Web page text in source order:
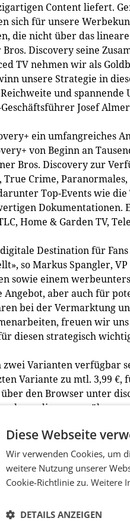
Content liefert.
sich für unsere
die nicht über das
Discovery seine
TV nehmen wir als
unsere Strategie in
und
Josef
ein umfangreiches
von Beginn an
Bros. Discovery zur
True Crime,
Top-Events wie
Home & Garden TV,
Destination für
so Markus Spangler,
sowie einem
Angebot, aber auch für
bei der Vermarktung
freuen wir
diesen strategisch
Varianten verfügbar
Variante zu mtl. 3,99 €,
den Browser unter
kann discovery+ über
Diese Webseite
Wir verwenden Cookies, um
weitere Nutzung unserer
Cookie-Richtlinie zu. Weitere
DETAILS ANZEIGEN